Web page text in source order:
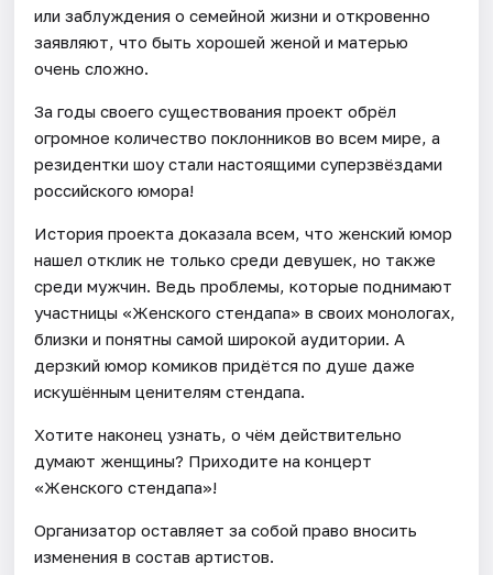
или заблуждения о семейной жизни и откровенно
заявляют, что быть хорошей женой и матерью
очень сложно.
За годы своего существования проект обрёл
огромное количество поклонников во всем мире, а
резидентки шоу стали настоящими суперзвёздами
российского юмора!
История проекта доказала всем, что женский юмор
нашел отклик не только среди девушек, но также
среди мужчин. Ведь проблемы, которые поднимают
участницы «Женского стендапа» в своих монологах,
близки и понятны самой широкой аудитории. А
дерзкий юмор комиков придётся по душе даже
искушённым ценителям стендапа.
Хотите наконец узнать, о чём действительно
думают женщины? Приходите на концерт
«Женского стендапа»!
Организатор оставляет за собой право вносить
изменения в состав артистов.